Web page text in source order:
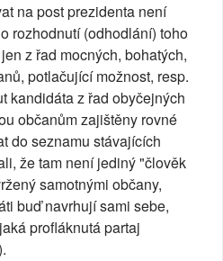
na post prezidenta není
rozhodnutí (odhodlání) toho
z řad mocných, bohatých,
potlačující možnost, resp.
kandidáta z řad obyčejných
občanům zajištěny rovné
do seznamu stávajících
že tam není jediný "člověk
samotnými občany,
buď navrhují sami sebe,
profláknutá partaj